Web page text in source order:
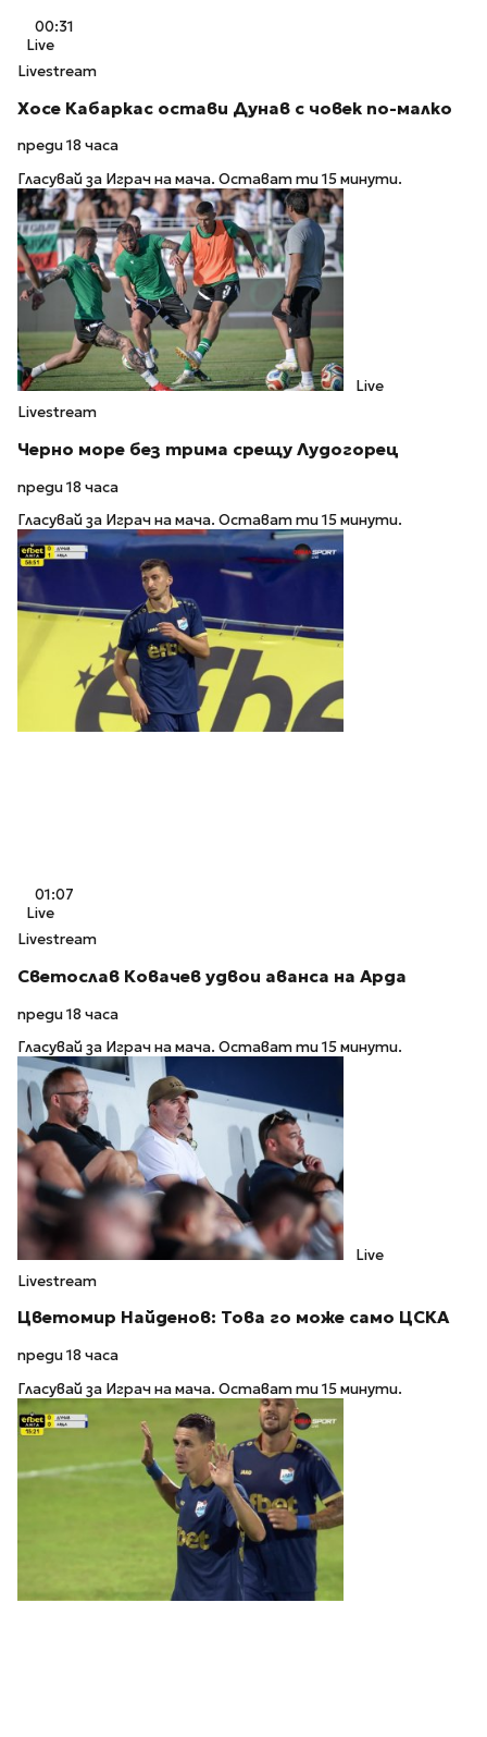
00:31
Live
Livestream
Хосе Кабаркас остави Дунав с човек по-малко
преди 18 часа
Гласувай за Играч на мача. Остават ти 15 минути.
Live
Livestream
Черно море без трима срещу Лудогорец
преди 18 часа
Гласувай за Играч на мача. Остават ти 15 минути.
01:07
Live
Livestream
Светослав Ковачев удвои аванса на Арда
преди 18 часа
Гласувай за Играч на мача. Остават ти 15 минути.
Live
Livestream
Цветомир Найденов: Това го може само ЦСКА
преди 18 часа
Гласувай за Играч на мача. Остават ти 15 минути.